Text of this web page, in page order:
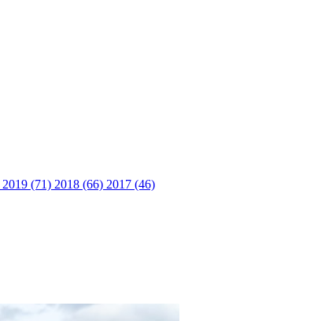
2019 (71) 2018 (66) 2017 (46)